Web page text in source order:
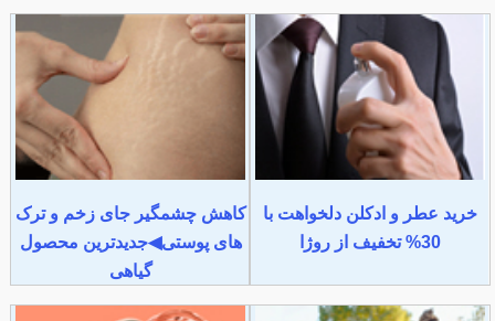
خرید عطر و ادکلن دلخواهت با
30% تخفیف از روژا
کاهش چشمگیر جای زخم و ترک
های پوستی◀جدیدترین محصول
گیاهی